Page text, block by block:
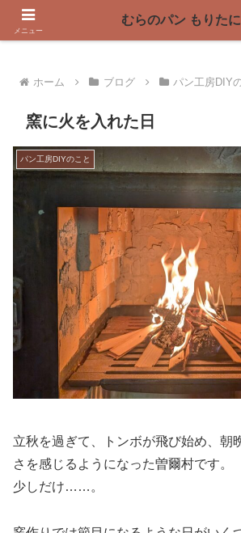
〜奈良県曽爾村の薪窯パン屋
ホーム ブログ パン工房DIY
窯に火を入れた日
パン工房DIYのこと
立秋を過ぎて、トンボが飛び始め、朝
さを感じるようになった曽爾村です。
少しだけ……。
メニュー
むらのパン もりたに